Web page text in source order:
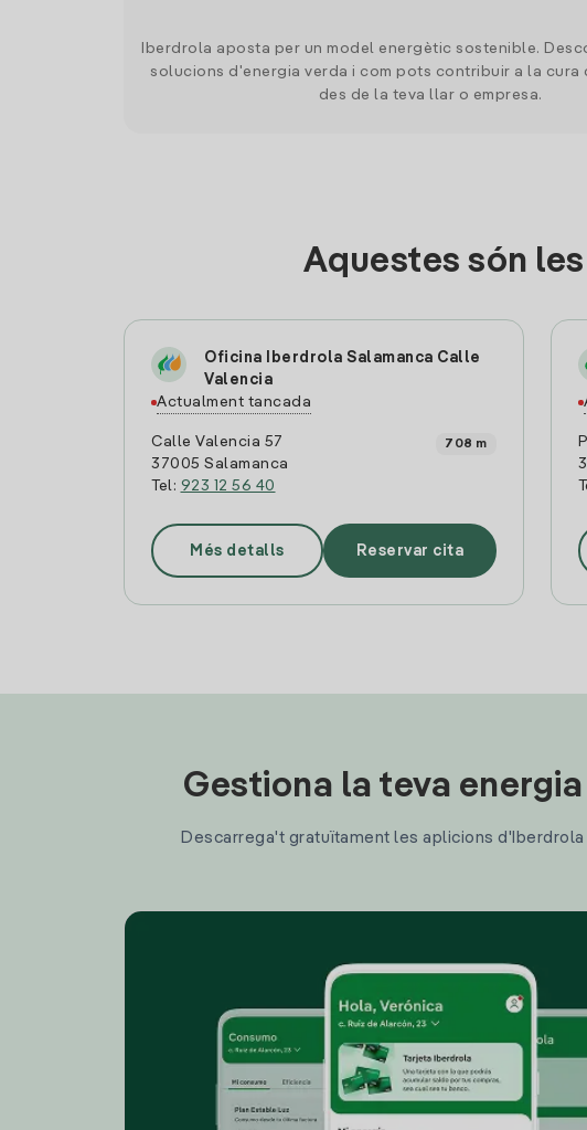
Iberdrola aposta per un model energètic sostenible.
solucions d'energia verda i com pots contribuir a la cura
des de la teva llar o empresa.
Aquestes són
Oficina Iberdrola Salamanca Calle
Valencia
Actualment tancada
Calle Valencia 57
37005 Salamanca
Tel: 923 12 56 40
708 m
Més detalls Reservar cita
Gestiona la teva
Descarrega't gratuïtament les aplicions